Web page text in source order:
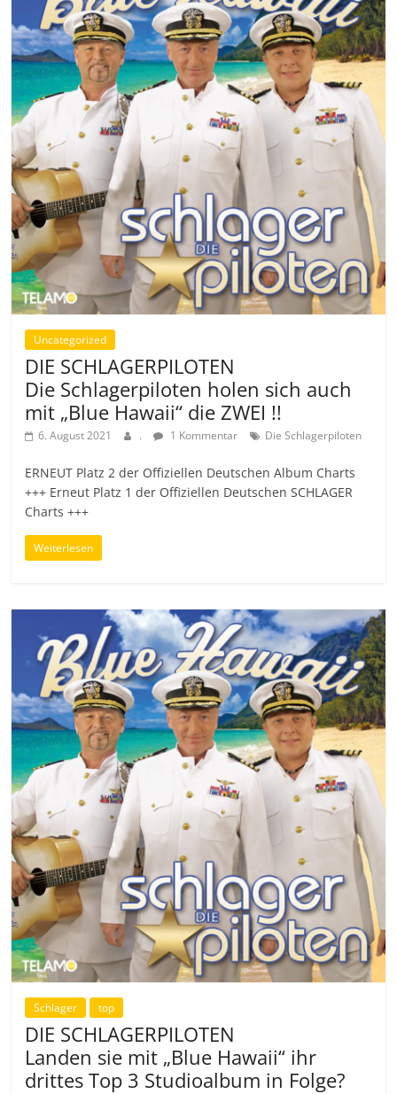
Uncategorized
DIE SCHLAGERPILOTEN
Die Schlagerpiloten holen sich auch
mit „Blue Hawaii“ die ZWEI !!
6. August 2021 . 1 Kommentar Die Schlagerpiloten
ERNEUT Platz 2 der Offiziellen Deutschen Album Charts
+++ Erneut Platz 1 der Offiziellen Deutschen SCHLAGER
Charts +++
Weiterlesen
Schlager top
DIE SCHLAGERPILOTEN
Landen sie mit „Blue Hawaii“ ihr
drittes Top 3 Studioalbum in Folge?